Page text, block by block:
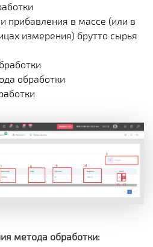
прибавления в массе (или в
измерения) брутто сырья
обработки
метода обработки: